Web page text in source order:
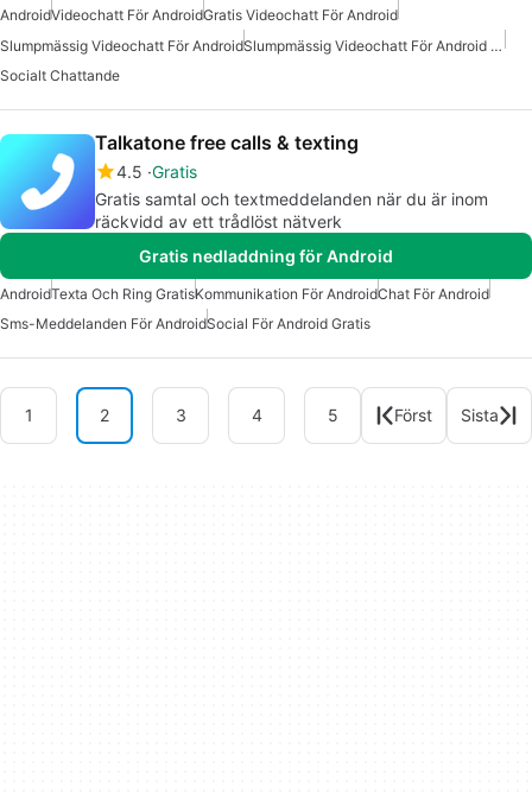
AndroidVideochatt För AndroidGratis Videochatt För Android
Slumpmässig Videochatt För Android
Slumpmässig Videochatt För Android Gratis
Socialt Chattande
Talkatone free calls & texting
4.5 Gratis
Gratis samtal och textmeddelanden när du är inom
räckvidd av ett trådlöst nätverk
Gratis nedladdning för Android
AndroidTexta Och Ring GratisKommunikation För AndroidChat För Android
Sms-Meddelanden För AndroidSocial För Android Gratis
1 2 3 4 5 Först Sista